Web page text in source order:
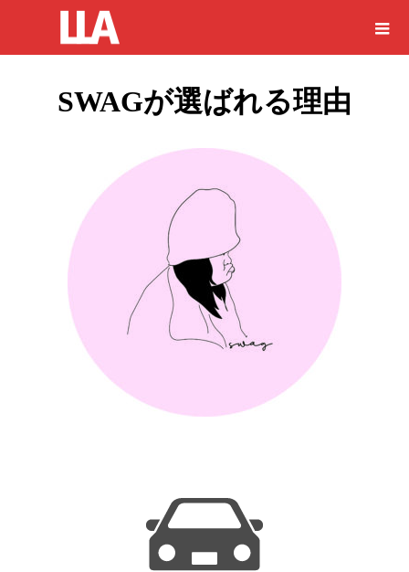
SWAGが選ばれる理由